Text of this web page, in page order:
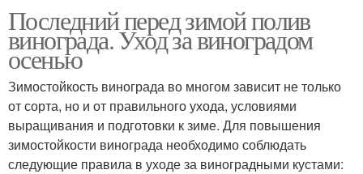
Последний перед зимой полив
винограда. Уход за виноградом
осенью
Зимостойкость винограда во многом зависит не только
от сорта, но и от правильного ухода, условиями
выращивания и подготовки к зиме. Для повышения
зимостойкости винограда необходимо соблюдать
следующие правила в уходе за виноградными кустами: